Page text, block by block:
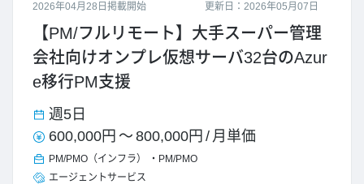
更新日：2026年05月07日
2026年04月28日掲載開始
【PM/フルリモート】大手スーパー管理
会社向けオンプレ仮想サーバ32台のAzur
e移行PM支援
週5日
600,000円 ～ 800,000円 / 月単価
PM/PMO（インフラ）
PM/PMO
エージェントサービス